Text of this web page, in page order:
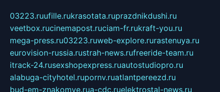
03223.ruufille.rukrasotata.ruprazdnikdushi.ru
veetbox.rucinemapost.ruciam-fr.rukraft-you.ru
mega-press.ru03223.ruweb-explore.rurastenuya.ru
eurovision-russia.rustrah-news.rufreeride-team.ru
itrack-24.rusexshopexpress.ruautostudiopro.ru
alabuga-cityhotel.rupornv.ruatlantpereezd.ru
bud-em-znakomye.rua-cdc.ruelektrostal-news.ru